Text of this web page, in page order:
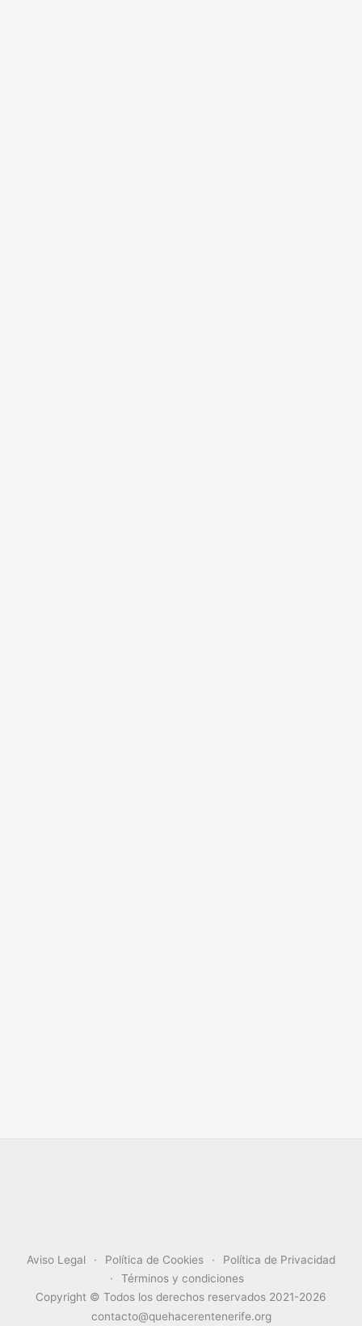
Aviso Legal Política de Cookies
Política de Privacidad
Términos y condiciones
Copyright © Todos los derechos reservados 2021-2026
contacto@quehacerentenerife.org